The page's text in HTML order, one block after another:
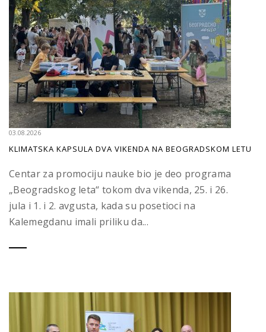
03.08.2026
KLIMATSKA KAPSULA DVA VIKENDA NA BEOGRADSKOM LETU
Centar za promociju nauke bio je deo programa
„Beogradskog leta“ tokom dva vikenda, 25. i 26.
jula i 1. i 2. avgusta, kada su posetioci na
Kalemegdanu imali priliku da...